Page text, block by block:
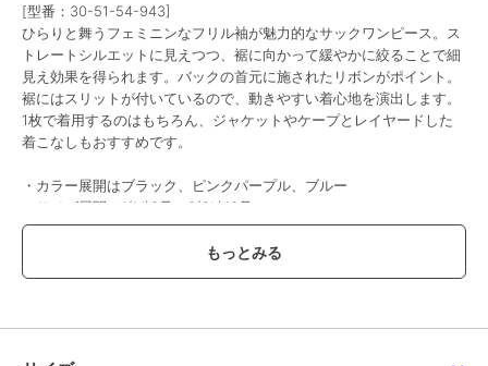
[型番：30-51-54-943]
ひらりと舞うフェミニンなフリル袖が魅力的なサックワンピース。ス
トレートシルエットに見えつつ、裾に向かって緩やかに絞ることで細
見え効果を得られます。バックの首元に施されたリボンがポイント。
裾にはスリットが付いているので、動きやすい着心地を演出します。
1枚で着用するのはもちろん、ジャケットやケープとレイヤードした
着こなしもおすすめです。
・カラー展開はブラック、ピンクパープル、ブルー
・サイズ展開は1(M)9号・3(2L)13号
ブランド ナラカミーチェ